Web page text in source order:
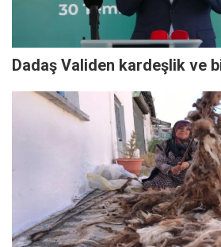
Dadaş Validen kardeşlik ve